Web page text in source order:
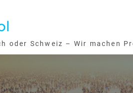
oder Schweiz – Wir machen